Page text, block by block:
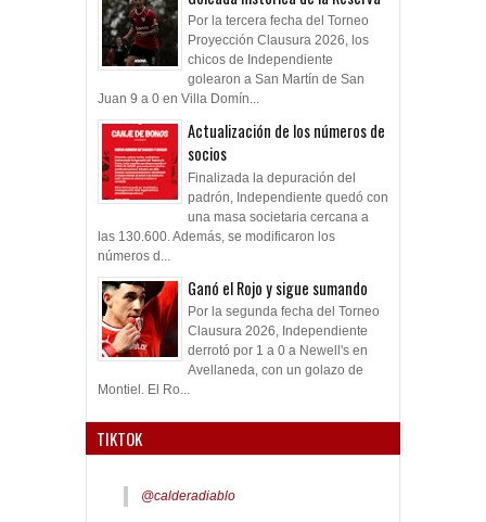
Por la tercera fecha del Torneo
Proyección Clausura 2026, los
chicos de Independiente
golearon a San Martín de San
Juan 9 a 0 en Villa Domín...
Actualización de los números de
socios
Finalizada la depuración del
padrón, Independiente quedó con
una masa societaria cercana a
las 130.600. Además, se modificaron los
números d...
Ganó el Rojo y sigue sumando
Por la segunda fecha del Torneo
Clausura 2026, Independiente
derrotó por 1 a 0 a Newell's en
Avellaneda, con un golazo de
Montiel. El Ro...
TIKTOK
@calderadiablo